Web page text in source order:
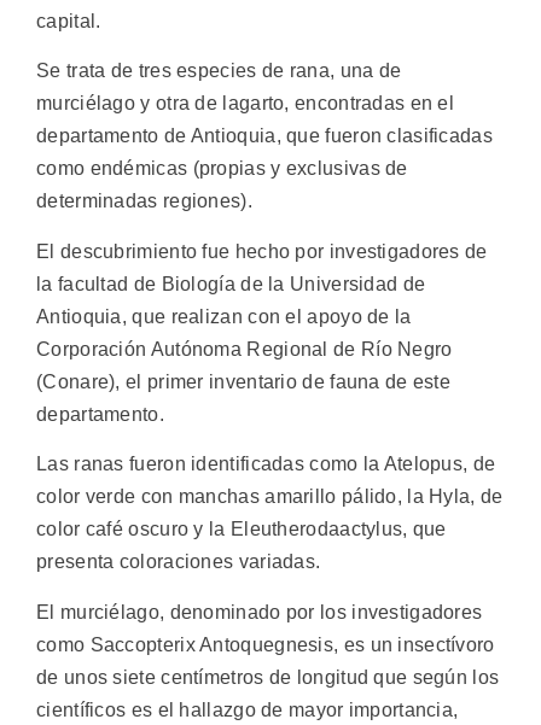
capital.
Se trata de tres especies de rana, una de
murciélago y otra de lagarto, encontradas en el
departamento de Antioquia, que fueron clasificadas
como endémicas (propias y exclusivas de
determinadas regiones).
El descubrimiento fue hecho por investigadores de
la facultad de Biología de la Universidad de
Antioquia, que realizan con el apoyo de la
Corporación Autónoma Regional de Río Negro
(Conare), el primer inventario de fauna de este
departamento.
Las ranas fueron identificadas como la Atelopus, de
color verde con manchas amarillo pálido, la Hyla, de
color café oscuro y la Eleutherodaactylus, que
presenta coloraciones variadas.
El murciélago, denominado por los investigadores
como Saccopterix Antoquegnesis, es un insectívoro
de unos siete centímetros de longitud que según los
científicos es el hallazgo de mayor importancia,